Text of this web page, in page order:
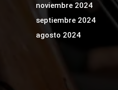
noviembre 2024
septiembre 2024
agosto 2024